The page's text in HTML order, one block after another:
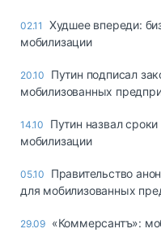
02.11
Худшее впереди:
мобилизации
20.10
Путин подписал
мобилизованных
14.10
Путин назвал
мобилизации
05.10
Правительство
для мобилизованных
29.09 «Коммерсантъ»: